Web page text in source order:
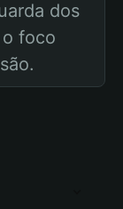
dos
foco